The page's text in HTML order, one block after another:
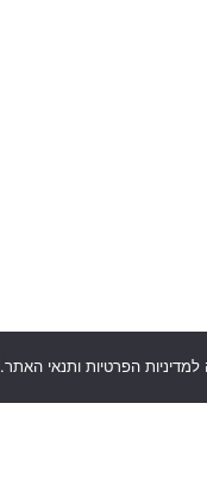
הפרטיות ותנאי האתר.